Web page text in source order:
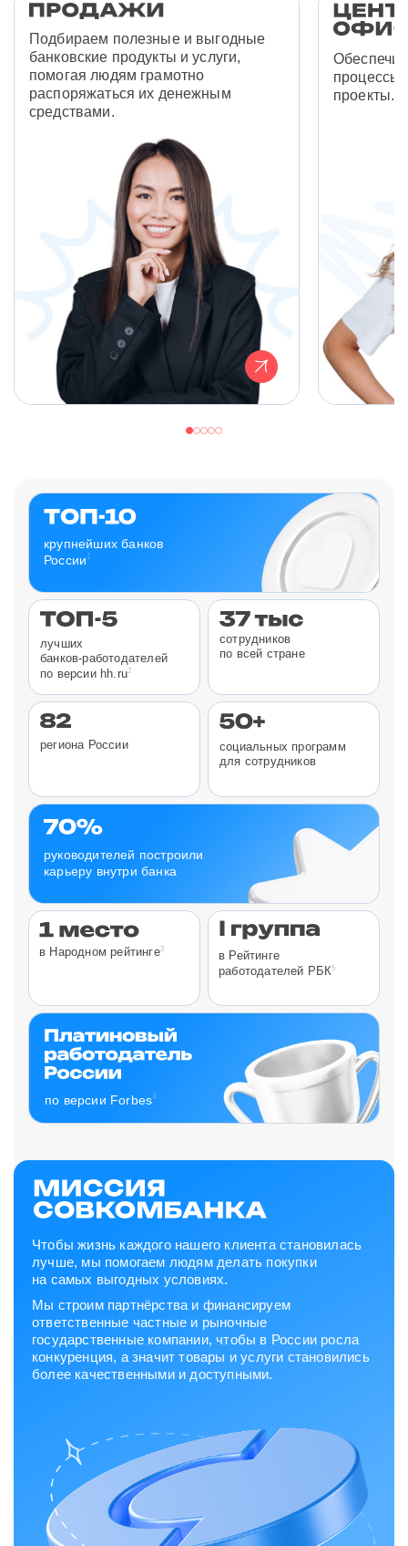
Подбираем полезные и выгодные
банковские продукты и услуги,
помогая людям грамотно
распоряжаться их денежным
средствами.
процессы
проекты.
крупнейших банков
России 1
лучших
банков-работодателей
по версии hh.ru2
сотрудников
по всей стране
региона России
социальных программ
для сотрудников
руководителей построили
карьеру внутри банка
в Народном рейтинге3
по версии Forbes4
в Рейтинге
работодателей РБК5
Чтобы жизнь каждого нашего клиента становилась
лучше, мы помогаем людям делать покупки
на самых выгодных условиях.
Мы строим партнёрства и финансируем
ответственные частные и рыночные
государственные компании, чтобы в России росла
конкуренция, а значит товары и услуги становились
более качественными и доступными.